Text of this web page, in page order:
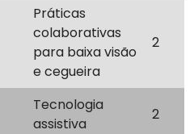
Práticas
colaborativas
para baixa visão
e cegueira
2
Tecnologia
assistiva
2